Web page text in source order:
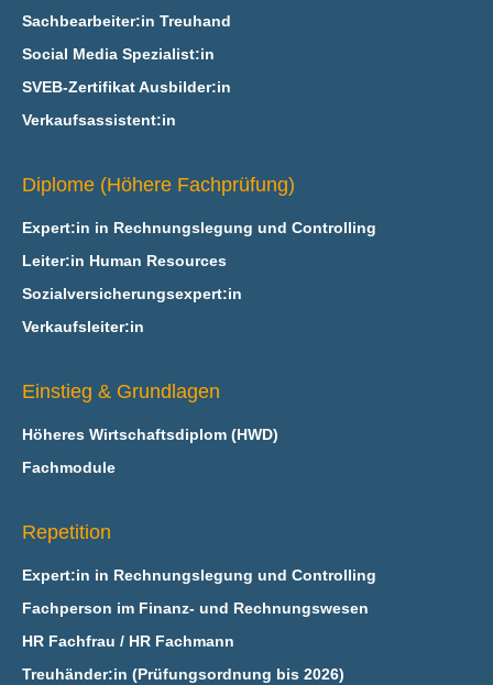
Sachbearbeiter:in Treuhand
Social Media Spezialist:in
SVEB-Zertifikat Ausbilder:in
Verkaufsassistent:in
Diplome (Höhere Fachprüfung)
Expert:in in Rechnungslegung und Controlling
Leiter:in Human Resources
Sozialversicherungsexpert:in
Verkaufsleiter:in
Einstieg & Grundlagen
Höheres Wirtschaftsdiplom (HWD)
Fachmodule
Repetition
Expert:in in Rechnungslegung und Controlling
Fachperson im Finanz- und Rechnungswesen
HR Fachfrau / HR Fachmann
Treuhänder:in (Prüfungsordnung bis 2026)